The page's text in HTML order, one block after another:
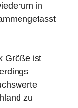
in
Größe ist
zu